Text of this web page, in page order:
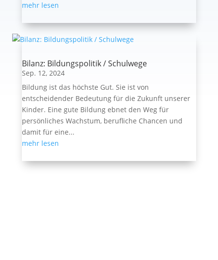
mehr lesen
Bilanz: Bildungspolitik / Schulwege
Sep. 12, 2024
Bildung ist das höchste Gut. Sie ist von
entscheidender Bedeutung für die Zukunft unserer
Kinder. Eine gute Bildung ebnet den Weg für
persönliches Wachstum, berufliche Chancen und
damit für eine...
mehr lesen